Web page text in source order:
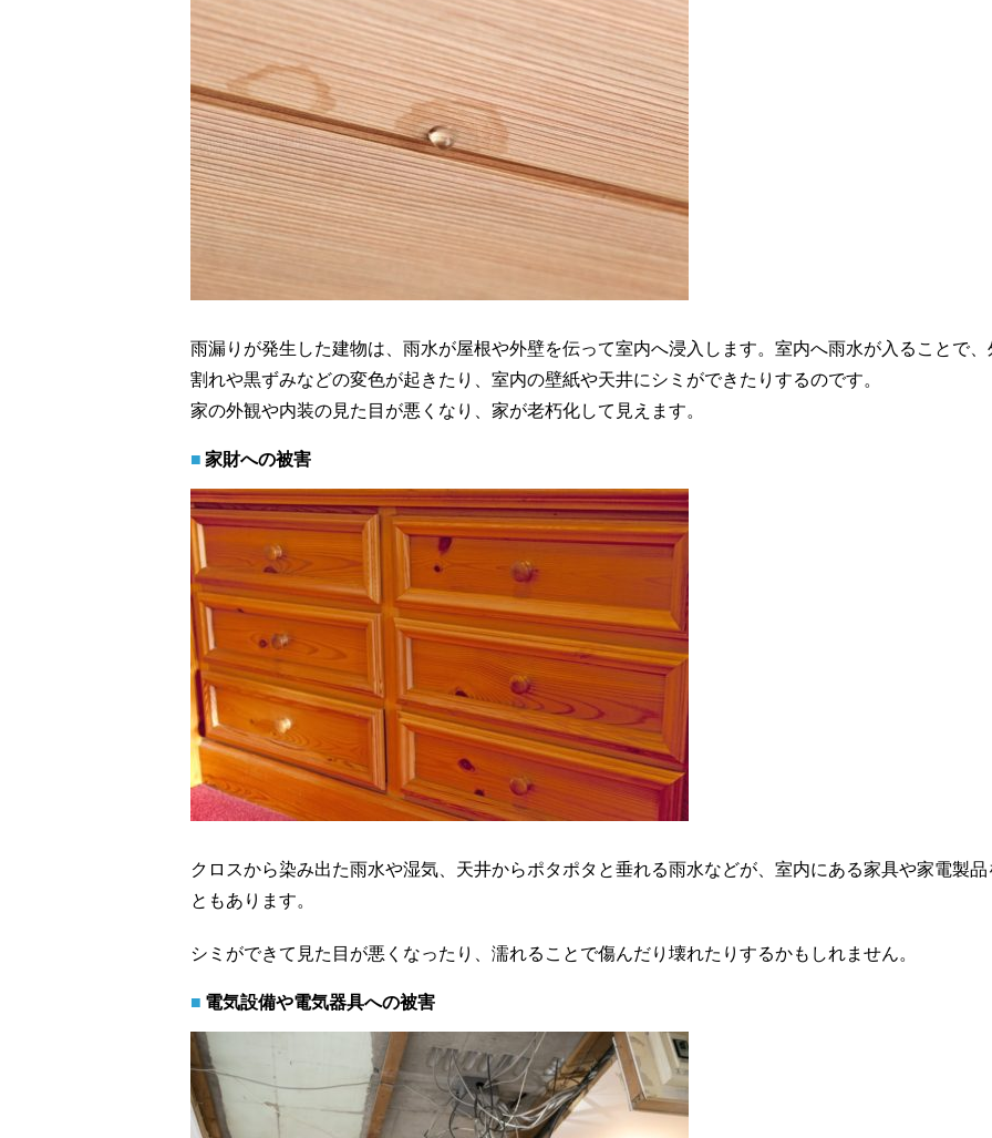
雨漏りが発生した建物は、雨水が屋根や外壁を伝って室内へ浸入します。室内へ雨水が入ることで
割れや黒ずみなどの変色が起きたり、室内の壁紙や天井にシミができたりするのです。
家の外観や内装の見た目が悪くなり、家が老朽化して見えます。
家財への被害
クロスから染み出た雨水や湿気、天井からポタポタと垂れる雨水などが、室内にある家具や家電製品
ともあります。
シミができて見た目が悪くなったり、濡れることで傷んだり壊れたりするかもしれません。
電気設備や電気器具への被害